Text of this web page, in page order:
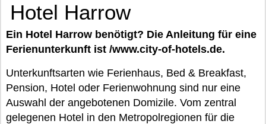
Hotel Harrow
Ein Hotel Harrow benötigt? Die Anleitung für eine
Ferienunterkunft ist /www.city-of-hotels.de.
Unterkunftsarten wie Ferienhaus, Bed & Breakfast,
Pension, Hotel oder Ferienwohnung sind nur eine
Auswahl der angebotenen Domizile. Vom zentral
gelegenen Hotel in den Metropolregionen für die